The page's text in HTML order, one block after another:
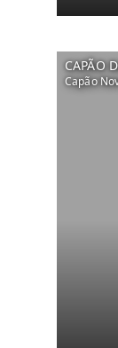
CAPÃO
Capão